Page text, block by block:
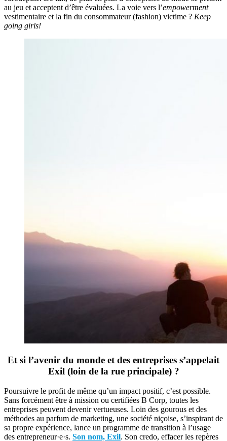
au jeu et acceptent d’être évaluées. La voie vers l’empowerment
vestimentaire et la fin du consommateur (fashion) victime ? Keep
going girls!
Et si l’avenir du monde et des entreprises s’appelait
Exil (loin de la rue principale) ?
Poursuivre le profit de même qu’un impact positif, c’est possible.
Sans forcément être à mission ou certifiées B Corp, toutes les
entreprises peuvent devenir vertueuses. Loin des gourous et des
méthodes au parfum de marketing, une société niçoise, s’inspirant de
sa propre expérience, lance un programme de transition à l’usage
des entrepreneur·e·s. Son nom, Exil. Son credo, effacer les repères